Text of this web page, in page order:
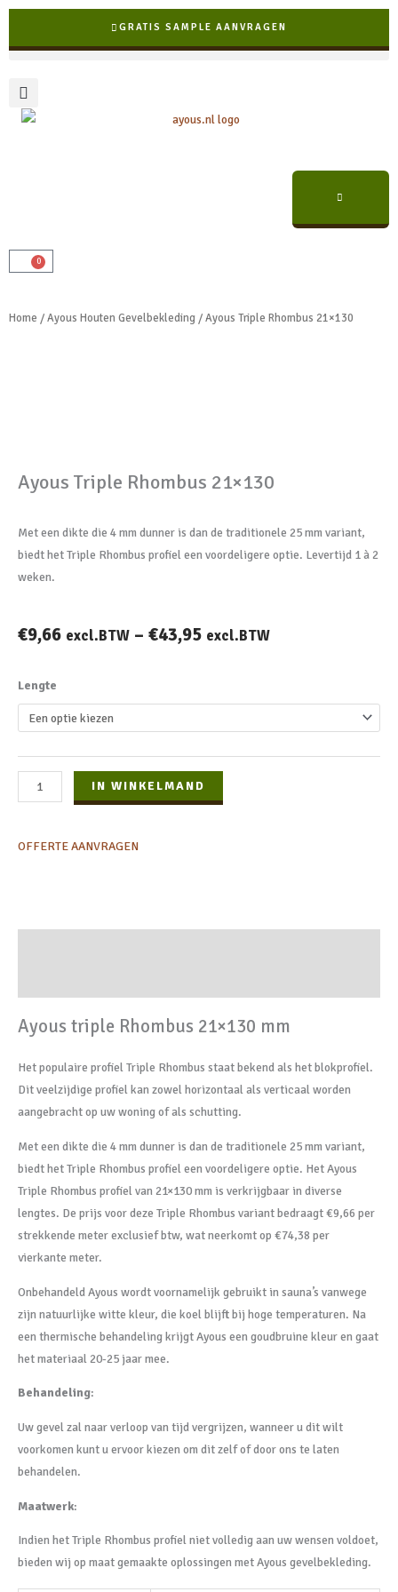
Ga
de
GRATIS SAMPLE AANVRAGEN
0
Winkelwagen
✓ Snelle levering binnen NL & BE
Home /Ayous Houten Gevelbekleding / Ayous Triple Rhombus 21×130
Ayous Triple Rhombus 21×130
Met een dikte die 4 mm dunner is dan de traditionele 25 mm variant,
biedt het Triple Rhombus profiel een voordeligere optie. Levertijd 1 à 2
weken.
€9,66 excl.BTW – €43,95 excl.BTW
Lengte
Ayous
Triple
Rhombus
aantal
IN WINKELMAND
OFFERTE AANVRAGEN
Ayous triple Rhombus 21×130 mm
Het populaire profiel Triple Rhombus staat bekend als het blokprofiel.
Dit veelzijdige profiel kan zowel horizontaal als verticaal worden
aangebracht op uw woning of als schutting.
Met een dikte die 4 mm dunner is dan de traditionele 25 mm variant,
biedt het Triple Rhombus profiel een voordeligere optie. Het Ayous
Triple Rhombus profiel van 21×130 mm is verkrijgbaar in diverse
lengtes. De prijs voor deze Triple Rhombus variant bedraagt €9,66 per
strekkende meter exclusief btw, wat neerkomt op €74,38 per
vierkante meter.
Onbehandeld Ayous wordt voornamelijk gebruikt in sauna’s vanwege
zijn natuurlijke witte kleur, die koel blijft bij hoge temperaturen. Na
een thermische behandeling krijgt Ayous een goudbruine kleur en gaat
het materiaal 20-25 jaar mee.
Behandeling:
Uw gevel zal naar verloop van tijd vergrijzen, wanneer u dit wilt
voorkomen kunt u ervoor kiezen om dit zelf of door ons te laten
behandelen.
Maatwerk:
Indien het Triple Rhombus profiel niet volledig aan uw wensen voldoet,
bieden wij op maat gemaakte oplossingen met Ayous gevelbekleding.